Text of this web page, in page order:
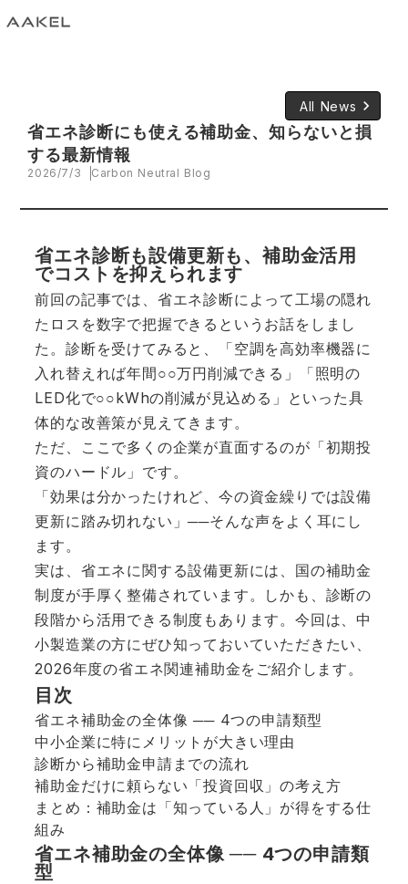
All News keyboard_arrow_right
省エネ診断にも使える補助金、知らないと損
する最新情報
2026/7/3 Carbon Neutral Blog
省エネ診断も設備更新も、補助金活用
でコストを抑えられます
前回の記事では、省エネ診断によって工場の隠れ
たロスを数字で把握できるというお話をしまし
た。診断を受けてみると、「空調を高効率機器に
入れ替えれば年間○○万円削減できる」「照明の
LED化で○○kWhの削減が見込める」といった具
体的な改善策が見えてきます。
ただ、ここで多くの企業が直面するのが「初期投
資のハードル」です。
「効果は分かったけれど、今の資金繰りでは設備
更新に踏み切れない」──そんな声をよく耳にし
ます。
実は、省エネに関する設備更新には、国の補助金
制度が手厚く整備されています。しかも、診断の
段階から活用できる制度もあります。今回は、中
小製造業の方にぜひ知っておいていただきたい、
2026年度の省エネ関連補助金をご紹介します。
目次
省エネ補助金の全体像 ── 4つの申請類型
中小企業に特にメリットが大きい理由
診断から補助金申請までの流れ
補助金だけに頼らない「投資回収」の考え方
まとめ：補助金は「知っている人」が得をする仕
組み
省エネ補助金の全体像 ── 4つの申請類
型